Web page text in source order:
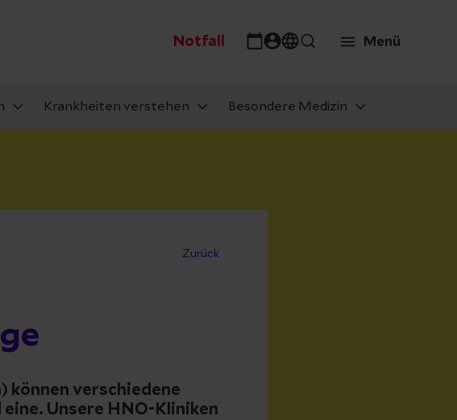
Notfall Menü
Krankheiten verstehen Besondere Medizin
Zurück
können verschiedene
Unsere HNO-Kliniken